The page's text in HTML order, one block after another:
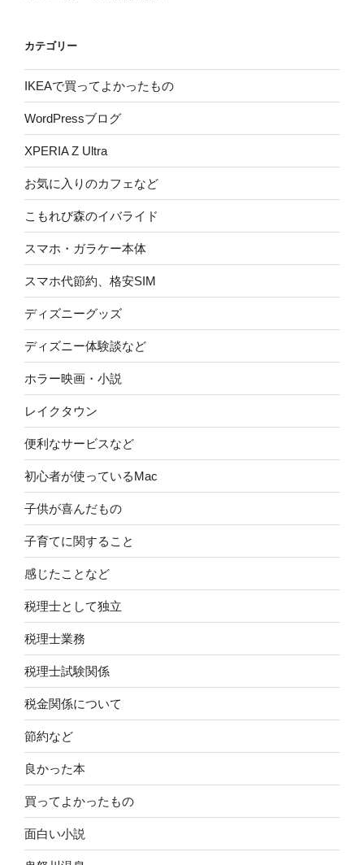
カテゴリー
IKEAで買ってよかったもの
WordPressブログ
XPERIA Z Ultra
お気に入りのカフェなど
こもれび森のイバライド
スマホ・ガラケー本体
スマホ代節約、格安SIM
ディズニーグッズ
ディズニー体験談など
ホラー映画・小説
レイクタウン
便利なサービスなど
初心者が使っているMac
子供が喜んだもの
子育てに関すること
感じたことなど
税理士として独立
税理士業務
税理士試験関係
税金関係について
節約など
良かった本
買ってよかったもの
面白い小説